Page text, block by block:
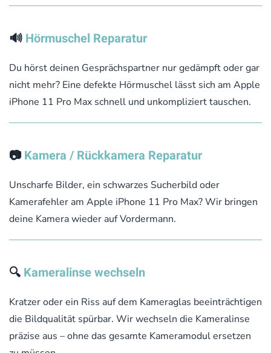
🔊 Hörmuschel Reparatur
Du hörst deinen Gesprächspartner nur gedämpft oder gar
nicht mehr? Eine defekte Hörmuschel lässt sich am Apple
iPhone 11 Pro Max schnell und unkompliziert tauschen.
📷 Kamera / Rückkamera Reparatur
Unscharfe Bilder, ein schwarzes Sucherbild oder
Kamerafehler am Apple iPhone 11 Pro Max? Wir bringen
deine Kamera wieder auf Vordermann.
🔍 Kameralinse wechseln
Kratzer oder ein Riss auf dem Kameraglas beeinträchtigen
die Bildqualität spürbar. Wir wechseln die Kameralinse
präzise aus – ohne das gesamte Kameramodul ersetzen